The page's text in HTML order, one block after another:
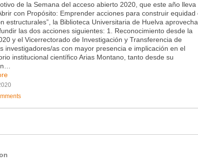
de la Semana del acceso abierto 2020, que este año lleva
con Propósito: Emprender acciones para construir equidad
estructurales”, la Biblioteca Universitaria de Huelva aprovecha
las dos acciones siguientes: 1. Reconocimiento desde la
y el Vicerrectorado de Investigación y Transferencia de
investigadores/as con mayor presencia e implicación en el
institucional científico Arias Montano, tanto desde su